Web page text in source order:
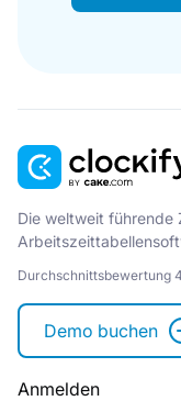
Die weltweit führende
Durchschnittsbewertung
Demo buchen
Anmelden